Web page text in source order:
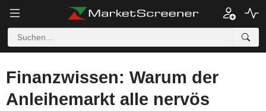
Finanzwissen: Warum der
Anleihemarkt alle nervös